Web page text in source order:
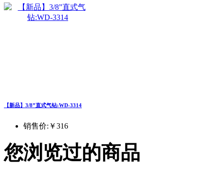
【新品】3/8”直式气钻:WD-3314
销售价: ￥316
您浏览过的商品